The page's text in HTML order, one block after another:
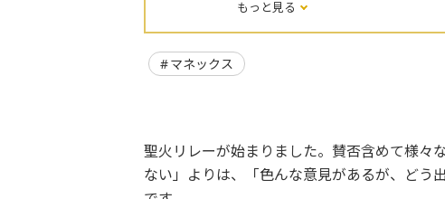
もっと見る
マネックス
聖火リレーが始まりました。賛否含めて様々
ない」よりは、「色んな意見があるが、どう